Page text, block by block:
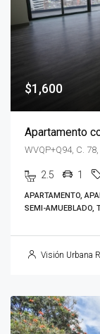
$1,600
WVQP+Q94, C.
2.5 1
APARTAMENTO,
SEMI-AMUEBLADO,
Visión Urbana